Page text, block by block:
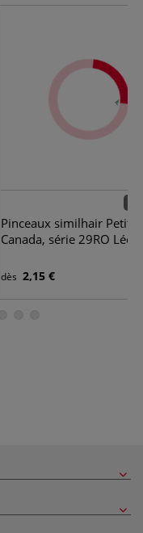
Pinceaux similhair Petit-
Canada, série 29RO
dès 2,15 €